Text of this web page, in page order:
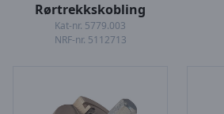
Rørtrekkskobling
Kat-nr. 5779.003
NRF-nr. 5112713